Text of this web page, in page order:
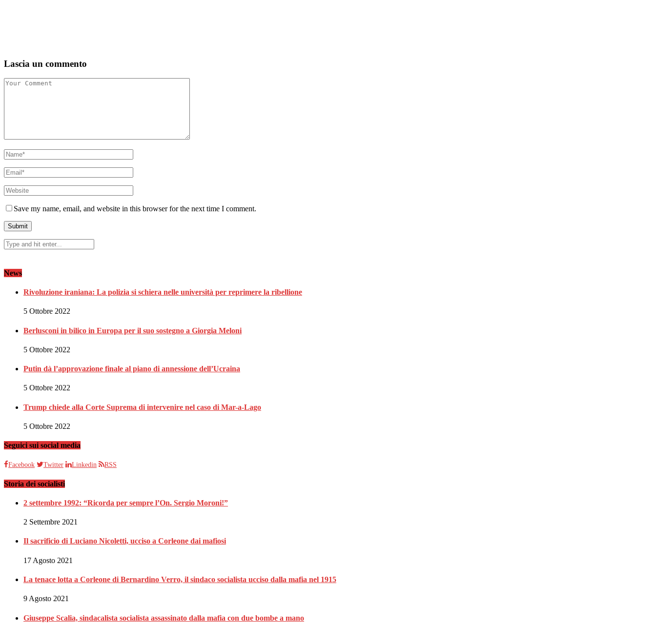
Lascia un commento
Save my name, email, and website in this browser for the next time I comment.
News
Rivoluzione iraniana: La polizia si schiera nelle università per reprimere la ribellione
5 Ottobre 2022
Berlusconi in bilico in Europa per il suo sostegno a Giorgia Meloni
5 Ottobre 2022
Putin dà l’approvazione finale al piano di annessione dell’Ucraina
5 Ottobre 2022
Trump chiede alla Corte Suprema di intervenire nel caso di Mar-a-Lago
5 Ottobre 2022
Seguici sui social media
Facebook Twitter Linkedin RSS
Storia dei socialisti
2 settembre 1992: “Ricorda per sempre l’On. Sergio Moroni!”
2 Settembre 2021
Il sacrificio di Luciano Nicoletti, ucciso a Corleone dai mafiosi
17 Agosto 2021
La tenace lotta a Corleone di Bernardino Verro, il sindaco socialista ucciso dalla mafia nel 1915
9 Agosto 2021
Giuseppe Scalia, sindacalista socialista assassinato dalla mafia con due bombe a mano